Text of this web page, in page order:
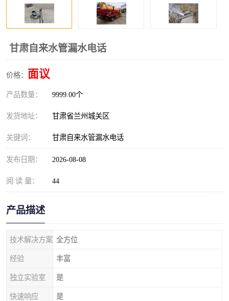
甘肃自来水管漏水电话
价格： 面议
产品数量： 9999.00个
发货地址： 甘肃省兰州城关区
关键词： 甘肃自来水管漏水电话
发布日期： 2026-08-08
阅 读 量： 44
产品描述
技术解决方案 全方位
经验 丰富
独立实验室 是
快速响应 是